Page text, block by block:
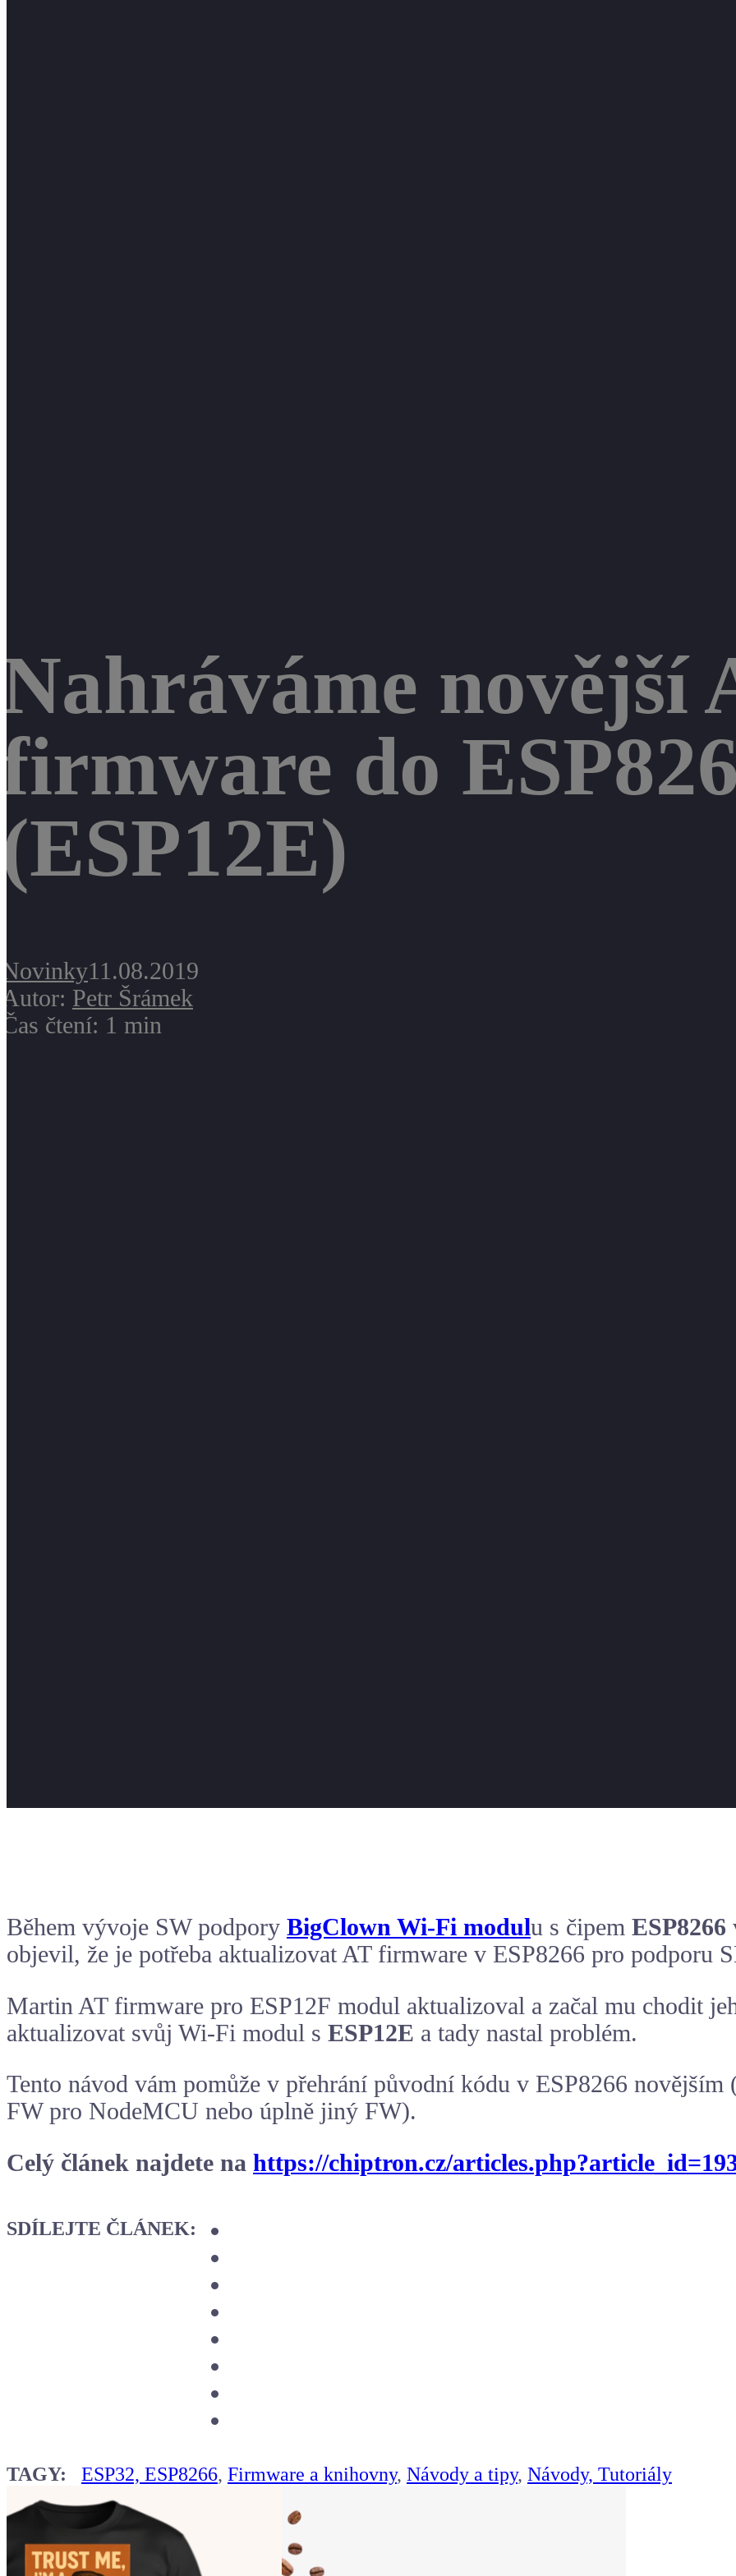
Nahráváme novější
firmware do
(ESP12E)
Novinky11.08.2019
Autor: Petr Šrámek
Čas čtení: 1 min
Během vývoje SW podpory BigClown Wi-Fi modulu s čipem ESP8266
objevil, že je potřeba aktualizovat AT firmware v ESP8266 pro podporu
Martin AT firmware pro ESP12F modul aktualizoval a začal mu chodit
aktualizovat svůj Wi-Fi modul s ESP12E a tady nastal problém.
Tento návod vám pomůže v přehrání původní kódu v ESP8266
FW pro NodeMCU nebo úplně jiný FW).
Celý článek najdete na https://chiptron.cz/
SDÍLEJTE ČLÁNEK:
TAGY: ESP32, ESP8266,Firmware a knihovny,Návody a tipy,Návody, Tutoriály